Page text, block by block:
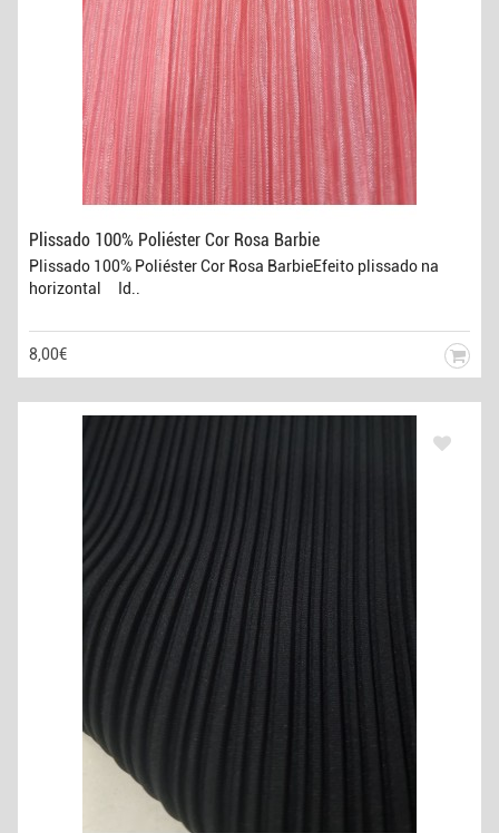
Plissado 100% Poliéster Cor Rosa Barbie
Plissado 100% Poliéster Cor Rosa BarbieEfeito plissado na
horizontal Id..
8,00€